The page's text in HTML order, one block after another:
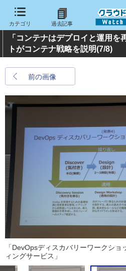
カテゴリ 過去記事
「コンテナはデプロイと運用を
トがコンテナ戦略を説明(7/8)
前の画像
「DevOpsディスカバリーワークシ
ィングサービス」